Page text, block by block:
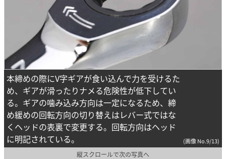
本締めの際にV字ギアが食い込んで力を受けるた
め、ギアが滑ったりナメる危険性が低下してい
る。ギアの噛み込み方向は一定になるため、締
め緩めの回転方向の切り替えはレバー式ではな
くヘッドの表裏で変更する。回転方向はヘッド
に明記されている。
(画像 No.9/13)
縦スクロールで次の写真へ